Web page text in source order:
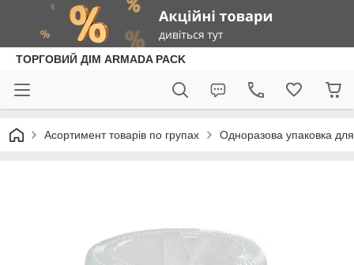
ТОРГОВИЙ ДІМ ARMADA PACK
Асортимент товарів по групах Одноразова упаковка для